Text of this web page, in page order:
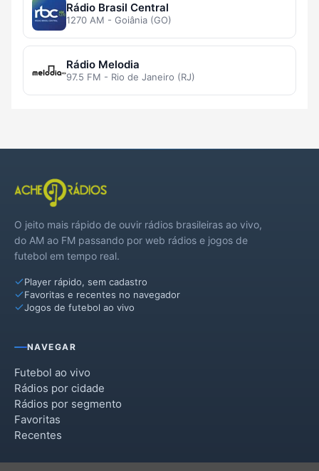
Rádio Brasil Central
1270 AM - Goiânia (GO)
Rádio Melodia
97.5 FM - Rio de Janeiro (RJ)
O jeito mais rápido de ouvir rádios brasileiras ao vivo,
do AM ao FM passando por web rádios e jogos de
futebol em tempo real.
Player rápido, sem cadastro
Favoritas e recentes no navegador
Jogos de futebol ao vivo
NAVEGAR
Futebol ao vivo
Rádios por cidade
Rádios por segmento
Favoritas
Recentes